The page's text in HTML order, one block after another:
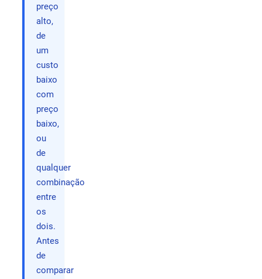
preço
alto,
de
um
custo
baixo
com
preço
baixo,
ou
de
qualquer
combinação
entre
os
dois.
Antes
de
comparar